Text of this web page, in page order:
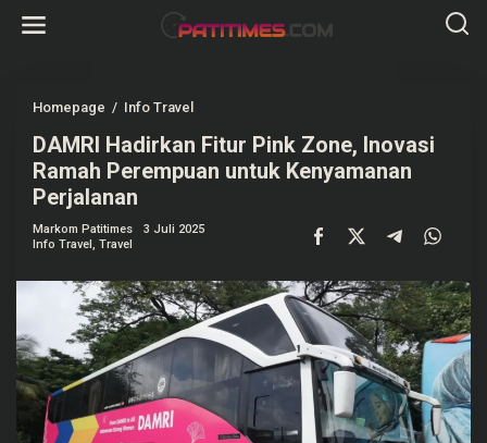
Homepage / Info Travel
M
R
I
d
i
a
n
F
i
r
P
i
n
DAMRI Hadirkan Fitur Pink Zone, Inovasi
Ramah Perempuan untuk Kenyamanan
Perjalanan
Markom Patitimes
3 Juli 2025
Info Travel, Travel